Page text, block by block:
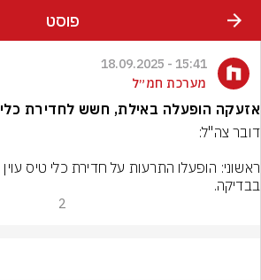
פוסט
15:41 - 18.09.2025
מערכת חמ״ל
אזעקה הופעלה באילת, חשש לחדירת כלי
בבדיקה.
2